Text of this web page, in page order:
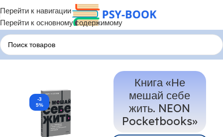
Перейти к навигации
Перейти к основному содержимому
Главная Психологические Книги
-3
5%
Книга «Не
мешай себе
жить. NEON
Pocketbooks»